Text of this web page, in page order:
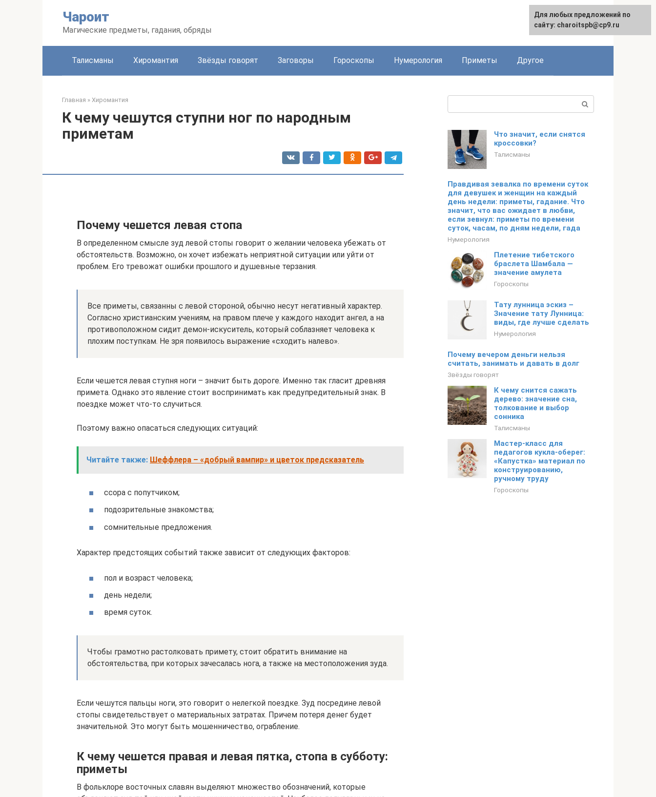
Чароит
Магические предметы, гадания, обряды
Талисманы Хиромантия Звёзды говорят Заговоры Гороскопы Нумерология Приметы Другое
Главная » Хиромантия
К чему чешутся ступни ног по народным
приметам
Почему чешется левая стопа
В определенном смысле зуд левой стопы говорит о желании человека убежать от
обстоятельств. Возможно, он хочет избежать неприятной ситуации или уйти от
проблем. Его тревожат ошибки прошлого и душевные терзания.
Все приметы, связанны с левой стороной, обычно несут негативный характер.
Согласно христианским учениям, на правом плече у каждого находит ангел, а на
противоположном сидит демон-искуситель, который соблазняет человека к
плохим поступкам. Не зря появилось выражение «сходить налево».
Если чешется левая ступня ноги – значит быть дороге. Именно так гласит древняя
примета. Однако это явление стоит воспринимать как предупредительный знак. В
поездке может что-то случиться.
Поэтому важно опасаться следующих ситуаций:
Читайте также: Шеффлера – «добрый вампир» и цветок предсказатель
ссора с попутчиком;
подозрительные знакомства;
сомнительные предложения.
Характер предстоящих событий также зависит от следующих факторов:
пол и возраст человека;
день недели;
время суток.
Чтобы грамотно растолковать примету, стоит обратить внимание на
обстоятельства, при которых зачесалась нога, а также на местоположения зуда.
Если чешутся пальцы ноги, это говорит о нелегкой поездке. Зуд посредине левой
стопы свидетельствует о материальных затратах. Причем потеря денег будет
значительной. Это могут быть мошенничество, ограбление.
К чему чешется правая и левая пятка, стопа в субботу:
приметы
В фольклоре восточных славян выделяют множество обозначений, которые
Что значит, если снятся
кроссовки?
Талисманы
Правдивая зевалка по времени суток
для девушек и женщин на каждый
день недели: приметы, гадание. Что
значит, что вас ожидает в любви,
если зевнул: приметы по времени
суток, часам, по дням недели, гада
Нумерология
Плетение тибетского
браслета Шамбала —
значение амулета
Гороскопы
Тату лунница эскиз –
Значение тату Лунница:
виды, где лучше сделать
Нумерология
Почему вечером деньги нельзя
считать, занимать и давать в долг
Звёзды говорят
К чему снится сажать
дерево: значение сна,
толкование и выбор
сонника
Талисманы
Мастер-класс для
педагогов кукла-оберег:
«Капустка» материал по
конструированию,
ручному труду
Гороскопы
Для любых предложений по
сайту: charoitspb@cp9.ru